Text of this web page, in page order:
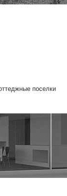
поселки